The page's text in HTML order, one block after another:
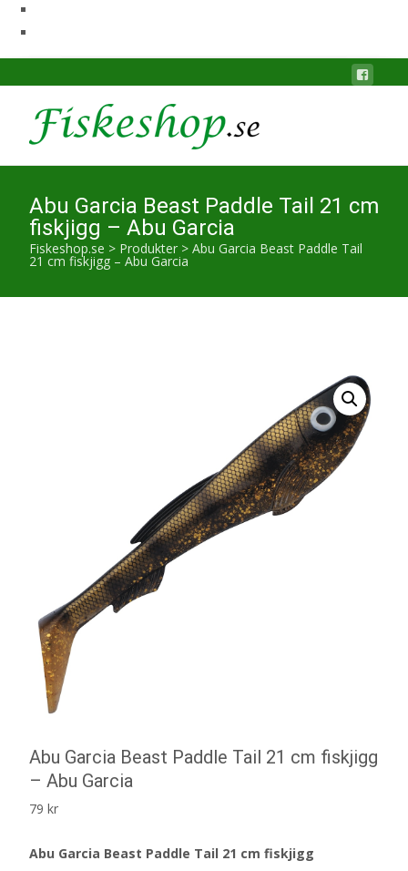
Abu Garcia Beast Paddle Tail 21 cm
fiskjigg – Abu Garcia
Fiskeshop.se > Produkter > Abu Garcia Beast Paddle Tail
21 cm fiskjigg – Abu Garcia
Abu Garcia Beast Paddle Tail 21 cm fiskjigg
– Abu Garcia
79 kr
Abu Garcia Beast Paddle Tail 21 cm fiskjigg